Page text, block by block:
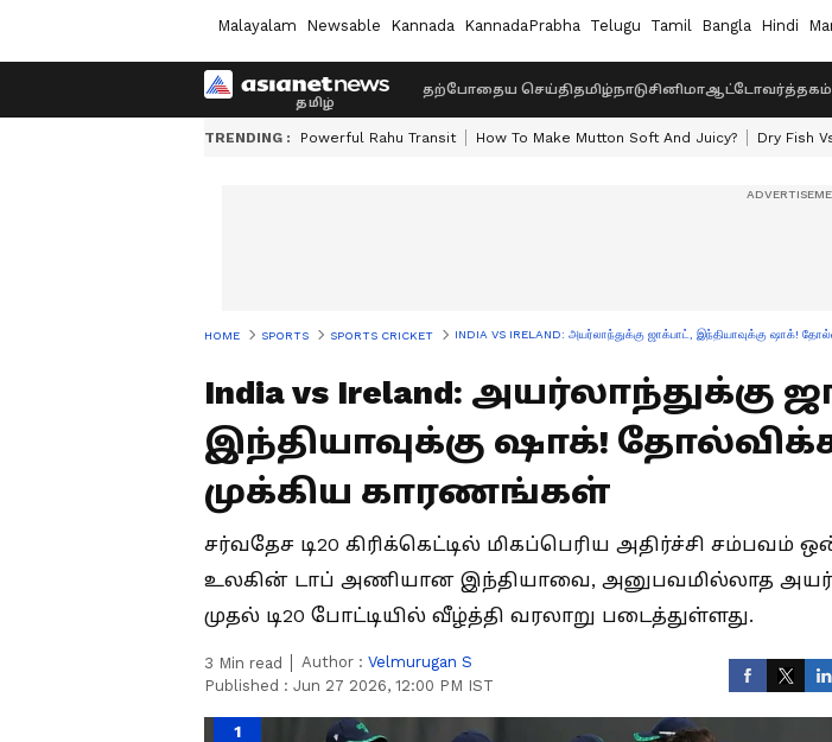
Malayalam Newsable Kannada KannadaPrabha Telugu Tamil Bangla Hindi
தற்போதைய செய்திதமிழ்நாடுசினிமாஆட்டோவர்த்தகம்
TRENDING : Powerful Rahu Transit How To Make Mutton Soft And Juicy? Dry Fish
HOME SPORTS SPORTS CRICKET INDIA VS IRELAND: அயர்லாந்துக்கு ஜாக்பாட், இந்தியாவுக்கு ஷாக்!
India vs Ireland: அயர்லாந்துக்கு
இந்தியாவுக்கு ஷாக்!
முக்கிய காரணங்கள்
சர்வதேச டி20 கிரிக்கெட்டில் மிகப்பெரிய அதிர்ச்சி சம்பவம்
உலகின் டாப் அணியான இந்தியாவை, அனுபவமில்லாத
முதல் டி20 போட்டியில் வீழ்த்தி வரலாறு படைத்துள்ளது.
3 Min read Author : Velmurugan S
Published : Jun 27 2026, 12:00 PM IST
1